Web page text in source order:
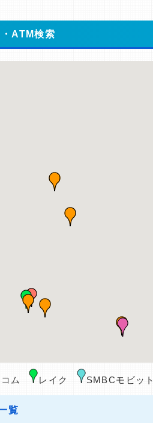
ATM検索
ム レイク SMBCモビット
覧